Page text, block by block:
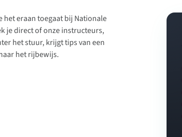
het eraan toegaat bij Nationale
je direct of onze instructeurs,
het stuur, krijgt tips van een
het rijbewijs.